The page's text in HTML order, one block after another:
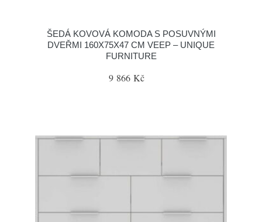
ŠEDÁ KOVOVÁ KOMODA S POSUVNÝMI
DVEŘMI 160X75X47 CM VEEP – UNIQUE
FURNITURE
9 866 Kč